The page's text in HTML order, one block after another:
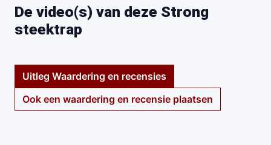
De video(s) van deze Strong
steektrap
Uitleg Waardering en recensies
Ook een waardering en recensie plaatsen